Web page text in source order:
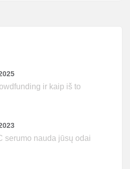
ir kaip iš to
serumo nauda jūsų odai